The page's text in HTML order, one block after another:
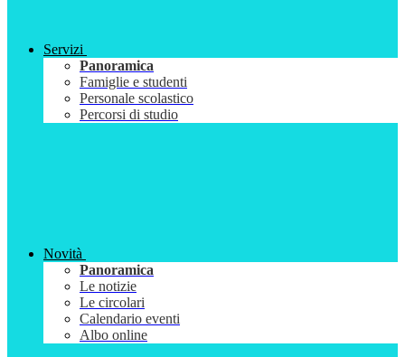
Servizi
Panoramica
Famiglie e studenti
Personale scolastico
Percorsi di studio
Novità
Panoramica
Le notizie
Le circolari
Calendario eventi
Albo online